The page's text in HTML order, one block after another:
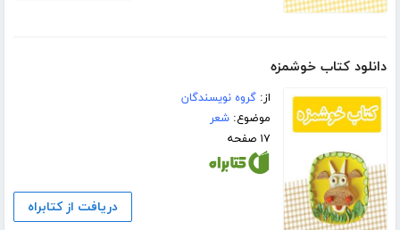
دانلود کتاب خوشمزه
از:گروه نویسندگان
موضوع:شعر
۱۷ صفحه
دریافت از کتابراه